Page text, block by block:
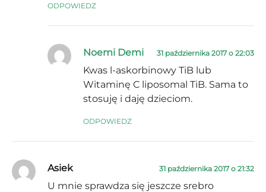
ODPOWIEDZ
Noemi Demi 31 października 2017 o 22:03
Kwas l-askorbinowy TiB lub
Witaminę C liposomal TiB. Sama to
stosuję i daję dzieciom.
ODPOWIEDZ
Asiek 31 października 2017 o 21:32
U mnie sprawdza się jeszcze srebro